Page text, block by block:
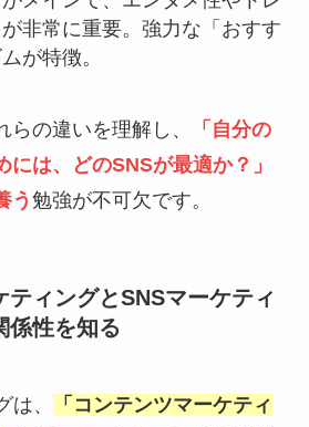
非常に重要。強力な「おすす
が特徴。
の違いを理解し、
「自分の
には、どのSNSが最適か？」
う 勉強が不可欠です。
ティングとSNSマーケティ
係性を知る
は、
「コンテンツマーケティ